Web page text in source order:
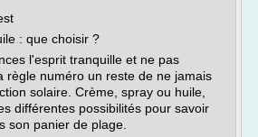
: que choisir ?
l'esprit tranquille et ne pas
règle numéro un reste de ne jamais
solaire. Crème, spray ou huile,
différentes possibilités pour savoir
son panier de plage.